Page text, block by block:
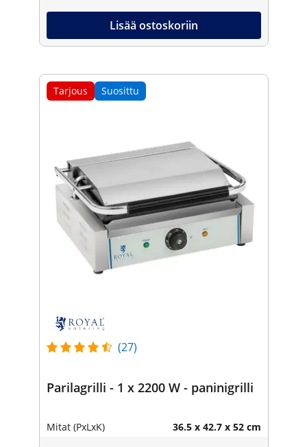
Lisää ostoskoriin
Tarjous Suosittu
(27)
Parilagrilli - 1 x 2200 W - paninigrilli
Mitat (PxLxK) 36.5 x 42.7 x 52 cm